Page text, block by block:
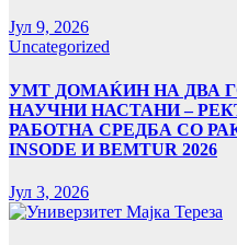
Јул 9, 2026
Uncategorized
УMТ ДОМАЌИН НА ДВА
НАУЧНИ НАСТАНИ –
РАБОТНА СРЕДБА СО
INSODE И BEMTUR 2026
Јул 3, 2026